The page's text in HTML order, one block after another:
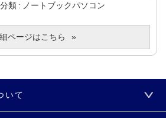
分類
ノートブックパソコン
ページはこちら
いて